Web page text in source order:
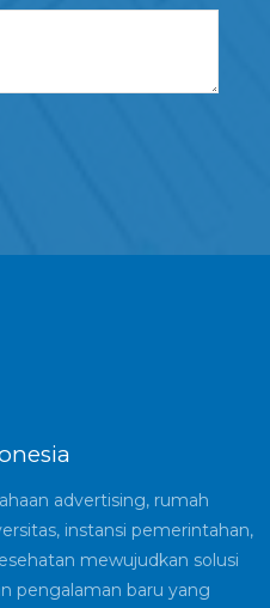
advertising, rumah
instansi pemerintahan,
mewujudkan solusi
pengalaman baru yang